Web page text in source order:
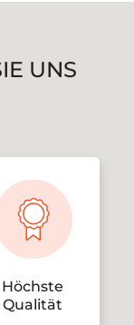
UNS
Höchste
Qualität